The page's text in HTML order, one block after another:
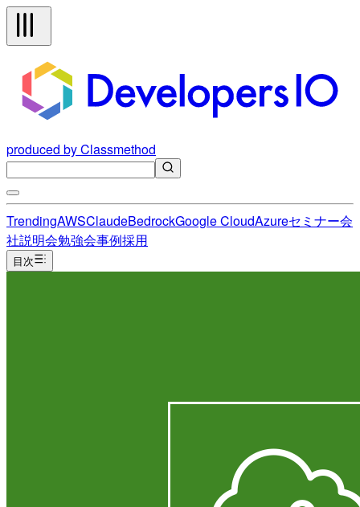
produced by Classmethod
TrendingAWSClaudeBedrockGoogle CloudAzureセミナー会
社説明会勉強会事例採用
目次